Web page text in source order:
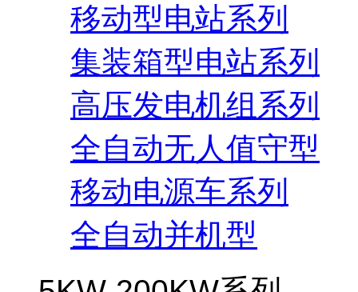
移动型电站系列
集装箱型电站系列
高压发电机组系列
全自动无人值守型
移动电源车系列
全自动并机型